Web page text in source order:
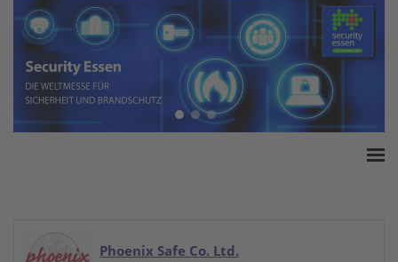
White Paper
Phoenix Safe Co. Ltd.